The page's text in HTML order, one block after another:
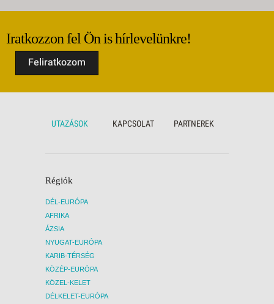
Iratkozzon fel Ön is hírlevelünkre!
Feliratkozom
UTAZÁSOK KAPCSOLAT PARTNEREK
Régiók
DÉL-EURÓPA
AFRIKA
ÁZSIA
NYUGAT-EURÓPA
KARIB-TÉRSÉG
KÖZÉP-EURÓPA
KÖZEL-KELET
DÉLKELET-EURÓPA